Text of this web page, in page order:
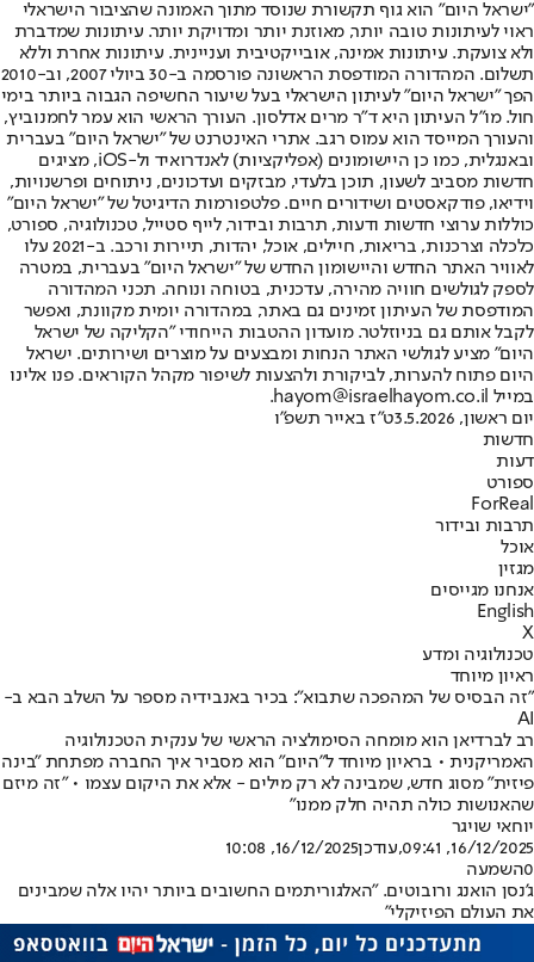
"ישראל היום" הוא גוף תקשורת שנוסד מתוך האמונה שהציבור הישראלי
ראוי לעיתונות טובה יותר, מאוזנת יותר ומדויקת יותר. עיתונות שמדברת
ולא צועקת. עיתונות אמינה, אובייקטיבית ועניינית. עיתונות אחרת וללא
תשלום. המהדורה המודפסת הראשונה פורסמה ב-30 ביולי 2007, וב-2010
הפך "ישראל היום" לעיתון הישראלי בעל שיעור החשיפה הגבוה ביותר בימי
חול. מו"ל העיתון היא ד"ר מרים אדלסון. העורך הראשי הוא עמר לחמנוביץ,
והעורך המייסד הוא עמוס רגב. אתרי האינטרנט של "ישראל היום" בעברית
ובאנגלית, כמו כן היישומונים (אפליקציות) לאנדרואיד ול-iOS, מציגים
חדשות מסביב לשעון, תוכן בלעדי, מבזקים ועדכונים, ניתוחים ופרשנויות,
וידיאו, פודקאסטים ושידורים חיים. פלטפורמות הדיגיטל של "ישראל היום"
כוללות ערוצי חדשות ודעות, תרבות ובידור, לייף סטייל, טכנולוגיה, ספורט,
כלכלה וצרכנות, בריאות, חיילים, אוכל, יהדות, תיירות ורכב. ב-2021 עלו
לאוויר האתר החדש והיישומון החדש של "ישראל היום" בעברית, במטרה
לספק לגולשים חוויה מהירה, עדכנית, בטוחה ונוחה. תכני המהדורה
המודפסת של העיתון זמינים גם באתר, במהדורה יומית מקוונת, ואפשר
לקבל אותם גם בניוזלטר. מועדון ההטבות הייחודי "הקליקה של ישראל
היום" מציע לגולשי האתר הנחות ומבצעים על מוצרים ושירותים. ישראל
היום פתוח להערות, לביקורת ולהצעות לשיפור מקהל הקוראים. פנו אלינו
במייל hayom@israelhayom.co.il.
יום ראשון, 3.5.2026
ט"ז באייר תשפ"ו
חדשות
דעות
ספורט
ForReal
תרבות ובידור
אוכל
מגזין
אנחנו מגייסים
English
X
טכנולוגיה ומדע
ראיון מיוחד
"זה הבסיס של המהפכה שתבוא": בכיר באנבידיה מספר על השלב הבא ב-
AI
רב לברדיאן הוא מומחה הסימולציה הראשי של ענקית הטכנולוגיה
האמריקנית • בראיון מיוחד ל"היום" הוא מסביר איך החברה מפתחת "בינה
פיזית" מסוג חדש, שמבינה לא רק מילים - אלא את היקום עצמו • "זה מיזם
שהאנושות כולה תהיה חלק ממנו"
יוחאי שויגר
16/12/2025, 09:41
,עודכן16/12/2025, 10:08
0השמעה
ג’נסן הואנג ורובוטים. "האלגוריתמים החשובים ביותר יהיו אלה שמבינים
את העולם הפיזיקלי"